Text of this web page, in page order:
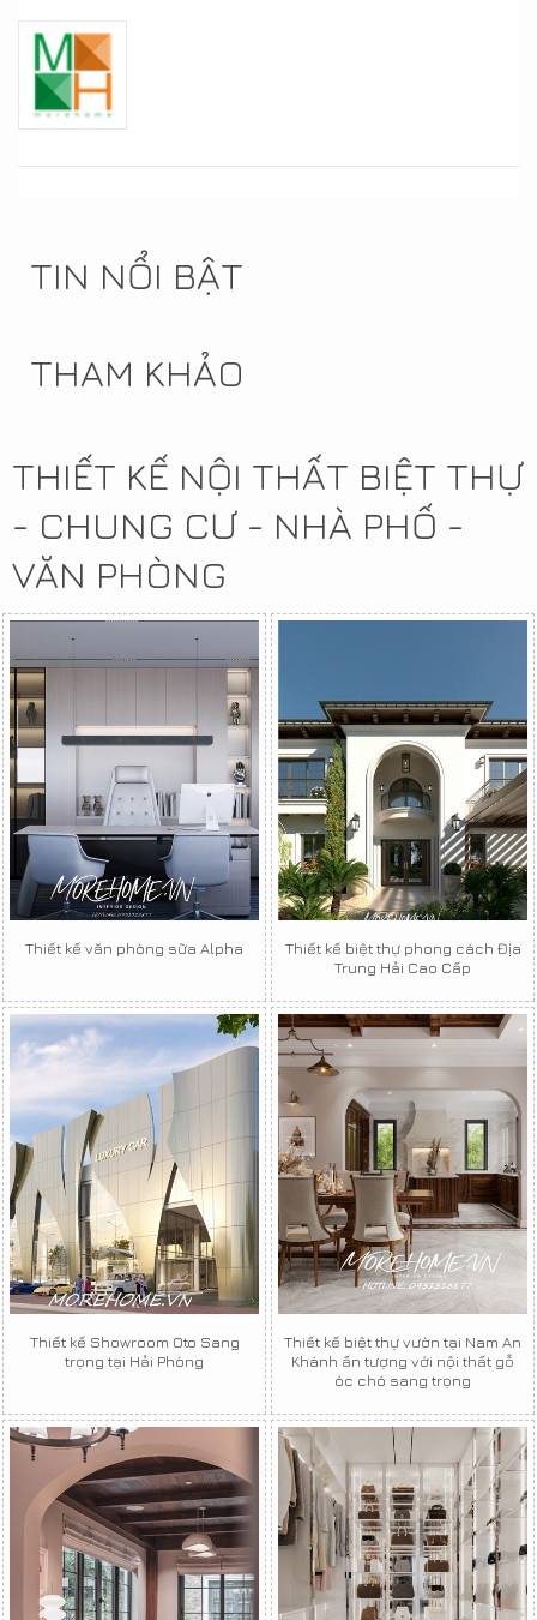
TIN NỔI BẬT
THAM KHẢO
THIẾT KẾ NỘI THẤT BIỆT THỰ
- CHUNG CƯ - NHÀ PHỐ -
VĂN PHÒNG
Thiết kế văn phòng sữa Alpha
Thiết kế biệt thự phong cách Địa
Trung Hải Cao Cấp
Thiết kế Showroom Oto Sang
trọng tại Hải Phòng
Thiết kế biệt thự vườn tại Nam An
Khánh ấn tượng với nội thất gỗ
óc chó sang trọng